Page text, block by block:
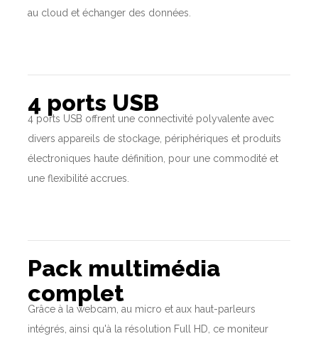
au cloud et échanger des données.
4 ports USB
4 ports USB offrent une connectivité polyvalente avec
divers appareils de stockage, périphériques et produits
électroniques haute définition, pour une commodité et
une flexibilité accrues.
Pack multimédia
complet
Grâce à la webcam, au micro et aux haut-parleurs
intégrés, ainsi qu'à la résolution Full HD, ce moniteur